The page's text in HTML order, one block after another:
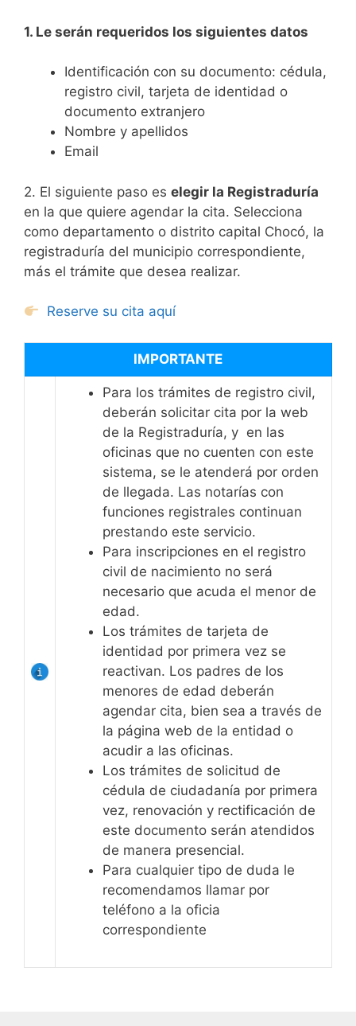
1. Le serán requeridos los siguientes datos
Identificación con su documento: cédula,
registro civil, tarjeta de identidad o
documento extranjero
Nombre y apellidos
Email
2. El siguiente paso es elegir la Registraduría
en la que quiere agendar la cita. Selecciona
como departamento o distrito capital Chocó, la
registraduría del municipio correspondiente,
más el trámite que desea realizar.
Reserve su cita aquí
IMPORTANTE
Para los trámites de registro civil,
deberán solicitar cita por la web
de la Registraduría, y en las
oficinas que no cuenten con este
sistema, se le atenderá por orden
de llegada. Las notarías con
funciones registrales continuan
prestando este servicio.
Para inscripciones en el registro
civil de nacimiento no será
necesario que acuda el menor de
edad.
Los trámites de tarjeta de
identidad por primera vez se
reactivan. Los padres de los
menores de edad deberán
agendar cita, bien sea a través de
la página web de la entidad o
acudir a las oficinas.
Los trámites de solicitud de
cédula de ciudadanía por primera
vez, renovación y rectificación de
este documento serán atendidos
de manera presencial.
Para cualquier tipo de duda le
recomendamos llamar por
teléfono a la oficia
correspondiente